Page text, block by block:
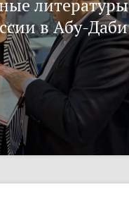
литературы
в Абу-Даби